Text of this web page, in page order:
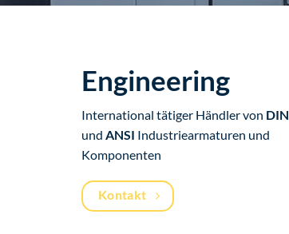
Engineering
International tätiger Händler von DIN
und ANSI Industriearmaturen und
Komponenten
Kontakt